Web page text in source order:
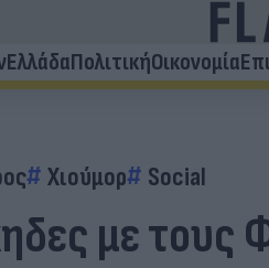
ΕλλάδαΠολιτικήΟικονομία
Χιούμορ Social
με